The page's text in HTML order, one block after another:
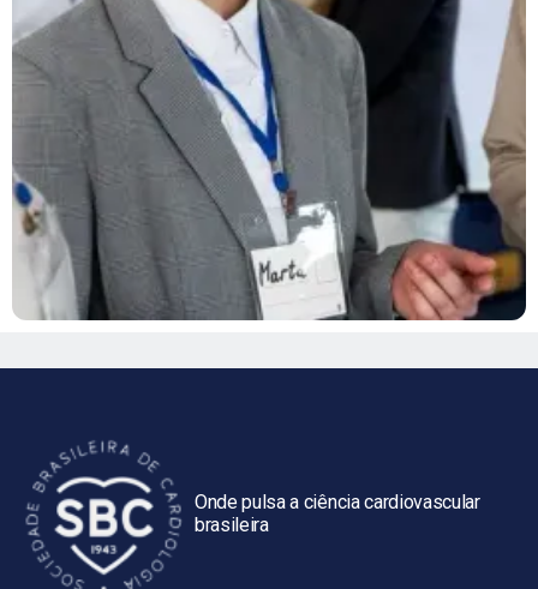
Onde pulsa a ciência cardiovascular
brasileira